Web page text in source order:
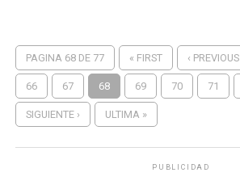
PAGINA 68 DE 77 « FIRST ‹ PREVIOUS
66 67 68 69 70 71
SIGUIENTE › ULTIMA »
PUBLICIDAD